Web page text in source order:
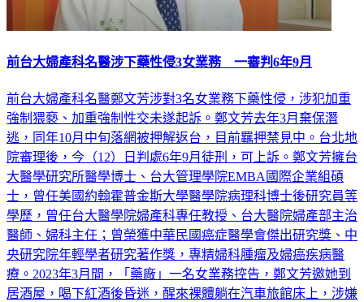
強制猥褻、加重強制性交未遂起訴。鄭文芳去年3月棄保潛
逃，同年10月中旬落網被押解返台，目前羈押禁見中。台北地
院審理後，今（12）日判處6年9月徒刑，可上訴。鄭文芳擁台
大醫學研究所醫學博士、台大管理學院EMBA國際企業組碩
士，曾任美國約翰霍普金斯大學醫學院病理科博士後研究員等
學歷，曾任台大醫學院婦產科專任教授、台大醫院婦產部主治
醫師、婦科主任；曾榮獲中華民國癌症醫學會傑出研究獎、中
央研究院年輕學者研究著作獎，專精婦科腫瘤及婦癌疾病醫
療。2023年3月間，「藥廠」一名女業務控告，鄭文芳邀她到
居酒屋，喝下紅酒後昏迷，醒來裸體躺在汽車旅館床上，涉嫌
乘機性交。本案雖不起訴確定，但也讓有類似遭遇的被害人懷